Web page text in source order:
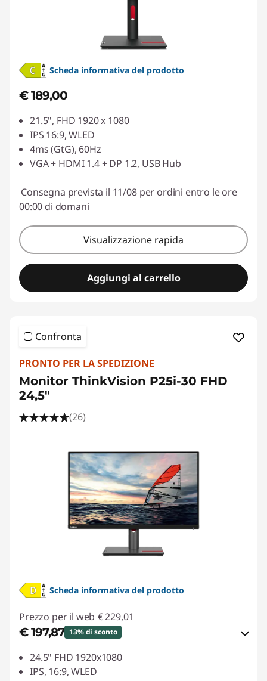
Scheda informativa del prodotto
€ 189,00
21.5", FHD 1920 x 1080
IPS 16:9, WLED
4ms (GtG), 60Hz
VGA + HDMI 1.4 + DP 1.2, USB Hub
Consegna prevista il 11/08 per ordini entro le ore
00:00 di domani
Visualizzazione rapida
Aggiungi al carrello
Confronta
PRONTO PER LA SPEDIZIONE
Monitor ThinkVision P25i-30 FHD
24,5"
(26)
Scheda informativa del prodotto
Prezzo per il web € 229,01
€ 197,87 13% di sconto
Risparmi eCoupon :-€ 31,14
24.5" FHD 1920x1080
IPS, 16:9, WLED